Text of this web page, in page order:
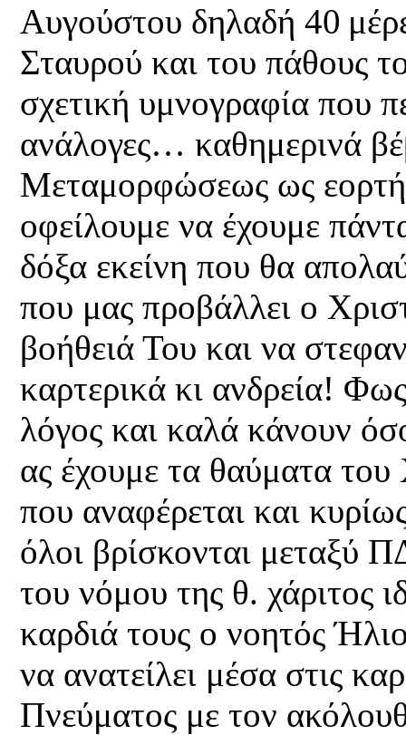
Αυγούστου δηλαδή 40
Σταυρού και του πάθους
σχετική υμνογραφία που
ανάλογες… καθημερινά
Μεταμορφώσεως ως
οφείλουμε να έχουμε
δόξα εκείνη που θα
που μας προβάλλει ο
βοήθειά Του και να
καρτερικά κι ανδρεία!
λόγος και καλά κάνουν
ας έχουμε τα θαύματα
που αναφέρεται και
όλοι βρίσκονται μεταξύ
του νόμου της θ. χάριτος
καρδιά τους ο νοητός
να ανατείλει μέσα στις
Πνεύματος με τον